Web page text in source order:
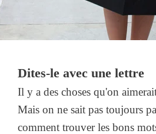
Dites-le avec une lettre
Il y a des choses qu'on
Mais on ne sait pas toujours
comment trouver les bons